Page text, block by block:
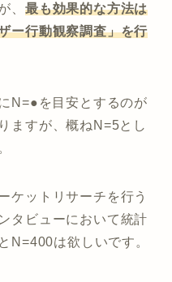
、 最も効果的な方法は
ー行動観察調査」を行
N=●を目安とするのが
ますが、概ねN=5とし
ケットリサーチを行う
タビューにおいて統計
N=400は欲しいです。